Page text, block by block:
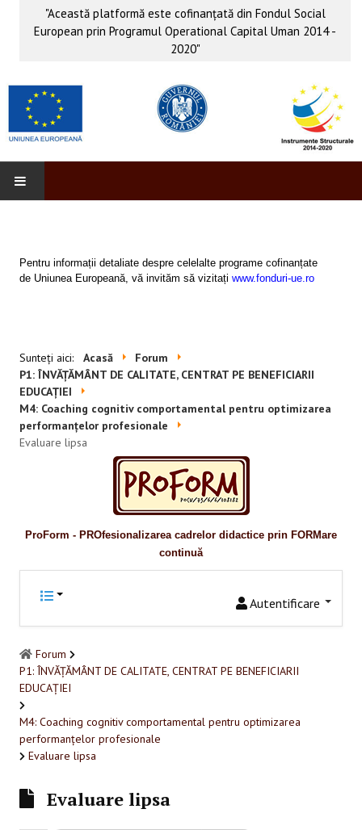
"Această platformă este cofinanţată din Fondul Social
European prin Programul Operational Capital Uman 2014 -
2020"
INFO & PUB
Promovare
RESURSE EDUCAŢIONALE
Pentru educaţie incluzivă
Pentru management instituțional
FORUM
CAMPANIE ONLINE
SESIUNI ONLINE
Pentru informații detaliate despre celelalte programe cofinanțate
de Uniunea Europeană, vă invităm să vizitați www.fonduri-ue.ro
Sunteți aici: Acasă
Forum
P1: ÎNVĂȚĂMÂNT DE CALITATE, CENTRAT PE BENEFICIARII
EDUCAȚIEI
M4: Coaching cognitiv comportamental pentru optimizarea
performanțelor profesionale
Evaluare lipsa
ProForm - PROfesionalizarea cadrelor didactice prin FORMare
continuă
Autentificare
Forum
P1: ÎNVĂȚĂMÂNT DE CALITATE, CENTRAT PE BENEFICIARII
EDUCAȚIEI
M4: Coaching cognitiv comportamental pentru optimizarea
performanțelor profesionale
Evaluare lipsa
Evaluare lipsa